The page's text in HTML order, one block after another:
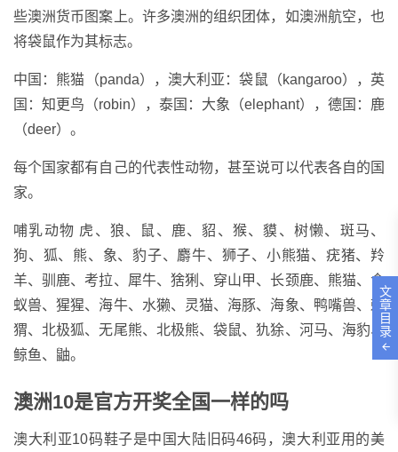
些澳洲货币图案上。许多澳洲的组织团体，如澳洲航空，也
将袋鼠作为其标志。
中国：熊猫（panda），澳大利亚：袋鼠（kangaroo），英
国：知更鸟（robin），泰国：大象（elephant），德国：鹿
（deer）。
每个国家都有自己的代表性动物，甚至说可以代表各自的国
家。
哺乳动物 虎、狼、鼠、鹿、貂、猴、貘、树懒、斑马、
狗、狐、熊、象、豹子、麝牛、狮子、小熊猫、疣猪、羚
羊、驯鹿、考拉、犀牛、猞猁、穿山甲、长颈鹿、熊猫、食
蚁兽、猩猩、海牛、水獭、灵猫、海豚、海象、鸭嘴兽、刺
猬、北极狐、无尾熊、北极熊、袋鼠、犰狳、河马、海豹、
鲸鱼、鼬。
澳洲10是官方开奖全国一样的吗
澳大利亚10码鞋子是中国大陆旧码46码，澳大利亚用的美
文
章
目
录